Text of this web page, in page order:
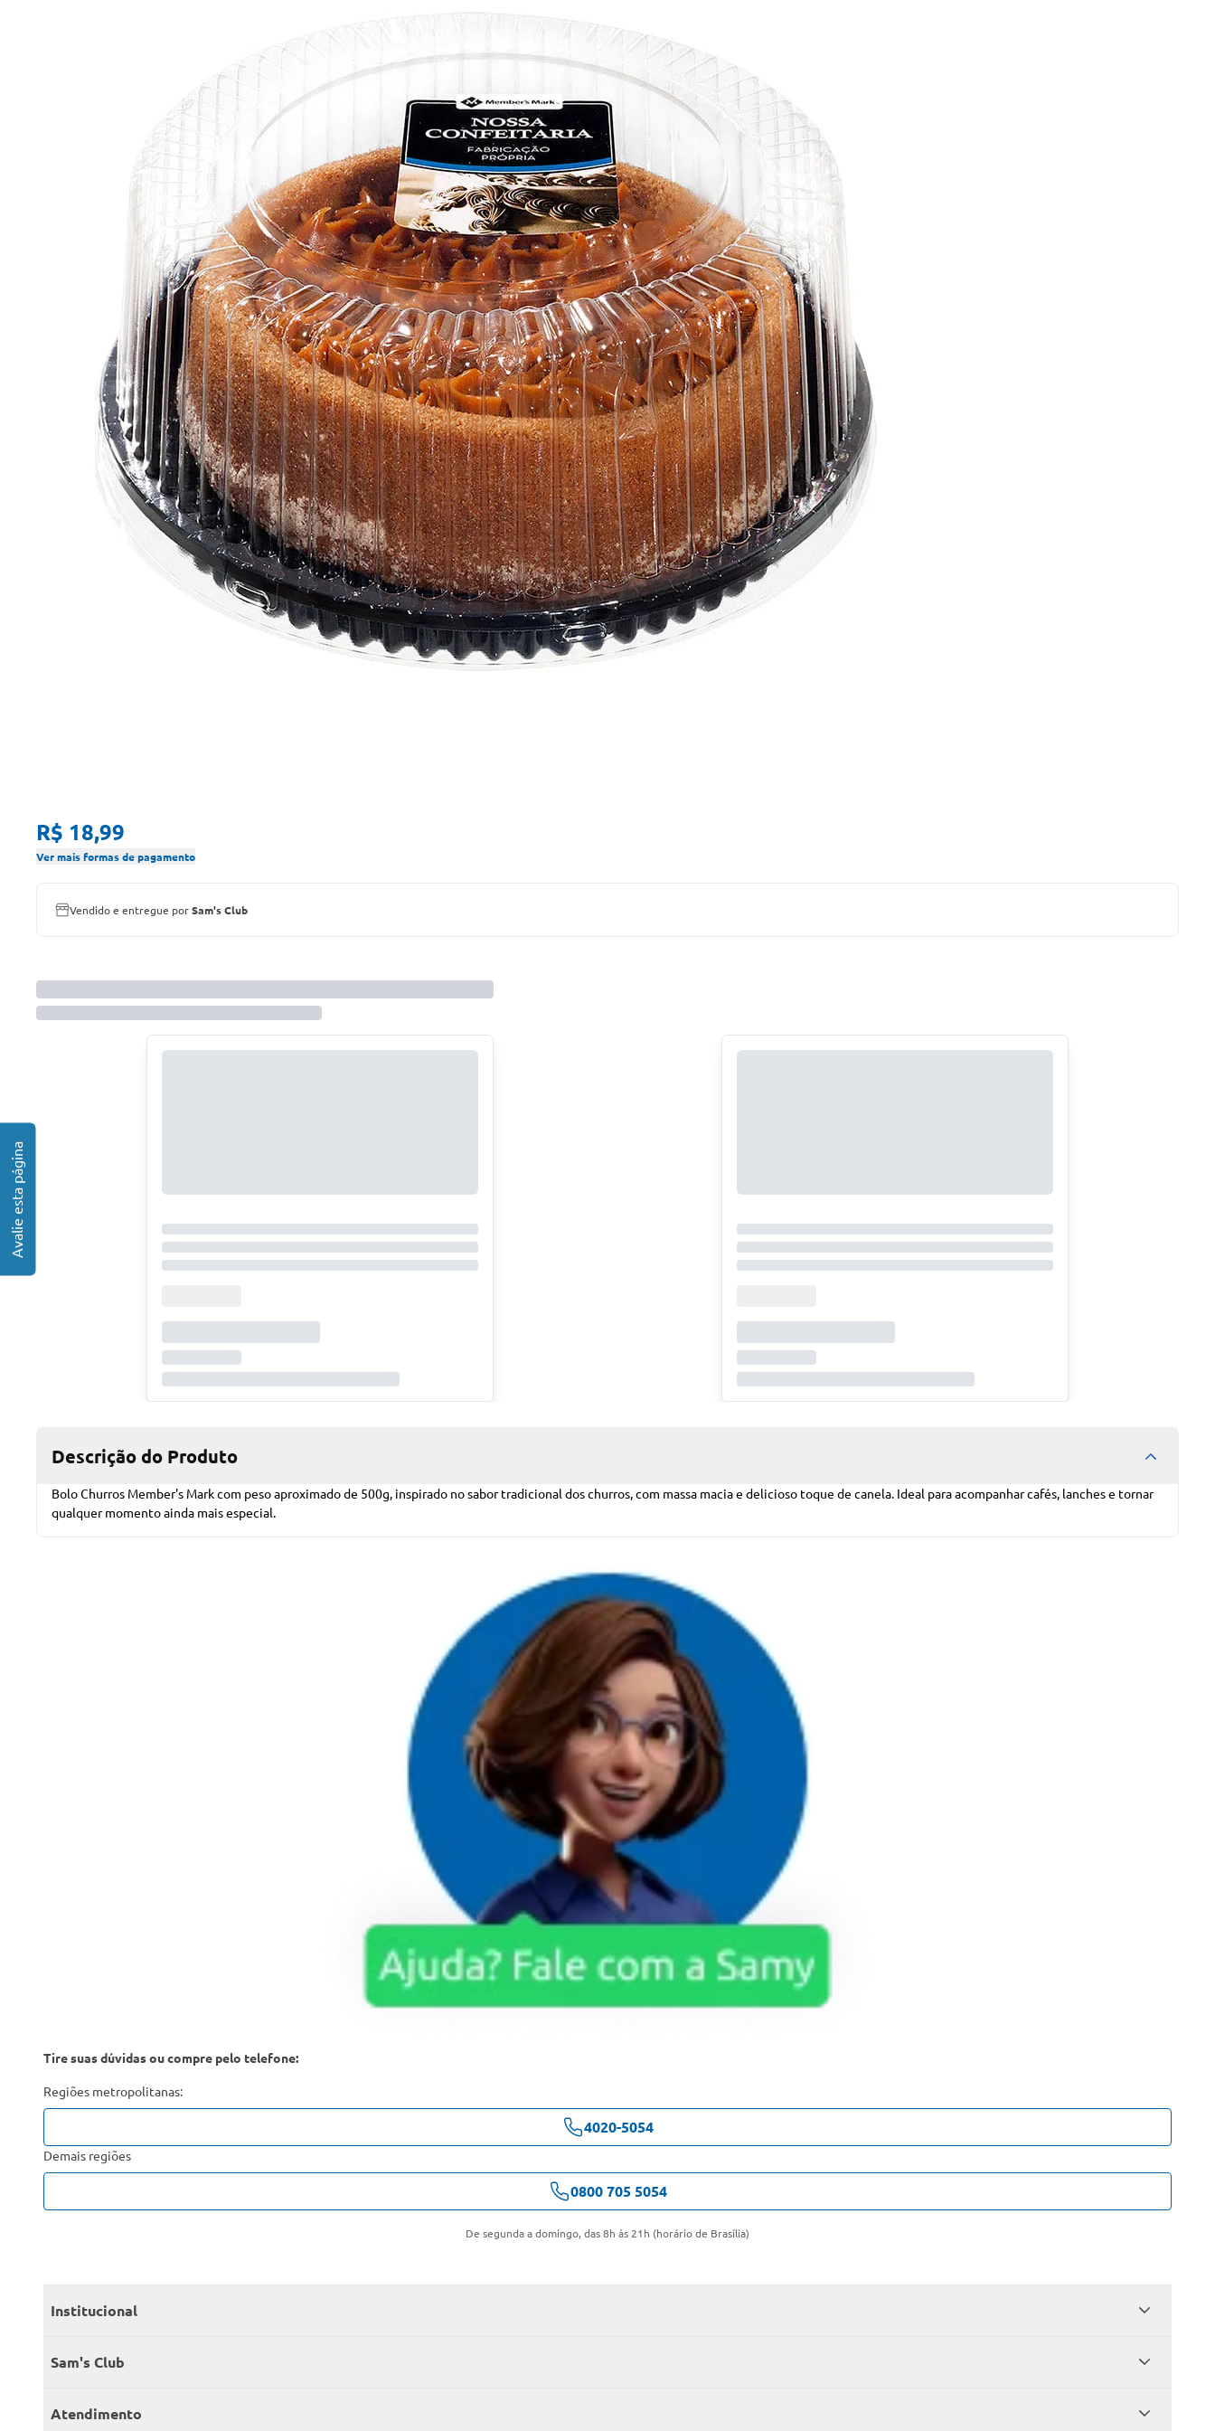
R$ 18,99
Ver mais formas de pagamento
Vendido e entregue porSam's Club
Descrição do Produto
Bolo Churros Member's Mark com peso aproximado de 500g, inspirado no sabor tradicional dos churros, com massa macia e delicioso toque de canela. Ideal para acompanhar cafés, lanches e tornar
qualquer momento ainda mais especial.
Tire suas dúvidas ou compre pelo telefone:
Regiões metropolitanas:
4020-5054
Demais regiões
0800 705 5054
De segunda a domingo, das 8h às 21h (horário de Brasília)
Institucional
Quem somos
Sam's Club
Seja sócio
Atendimento